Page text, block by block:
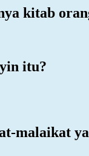
kitab
itu?
malaikat